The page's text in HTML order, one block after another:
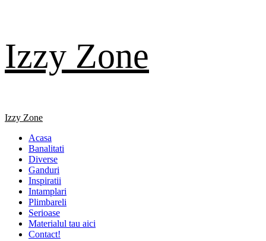
content
Izzy Zone
Primary
Izzy Zone
Acasa
Banalitati
Diverse
Ganduri
Inspiratii
Intamplari
Plimbareli
Serioase
Materialul tau aici
Contact!